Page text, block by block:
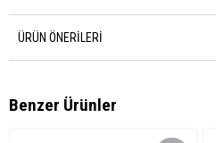
ÜRÜN ÖNERILERI
Benzer Ürünler